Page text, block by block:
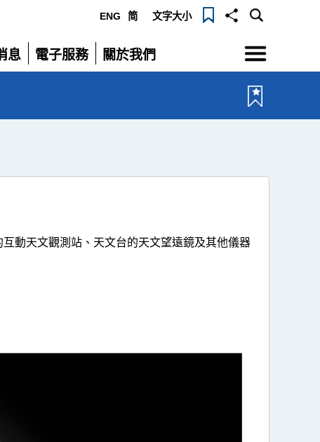
ENG 简 文字大小
息
電子服務
展
關於我們
展
選
單
動天文觀測站、天文台的天文望遠鏡及其他儀器